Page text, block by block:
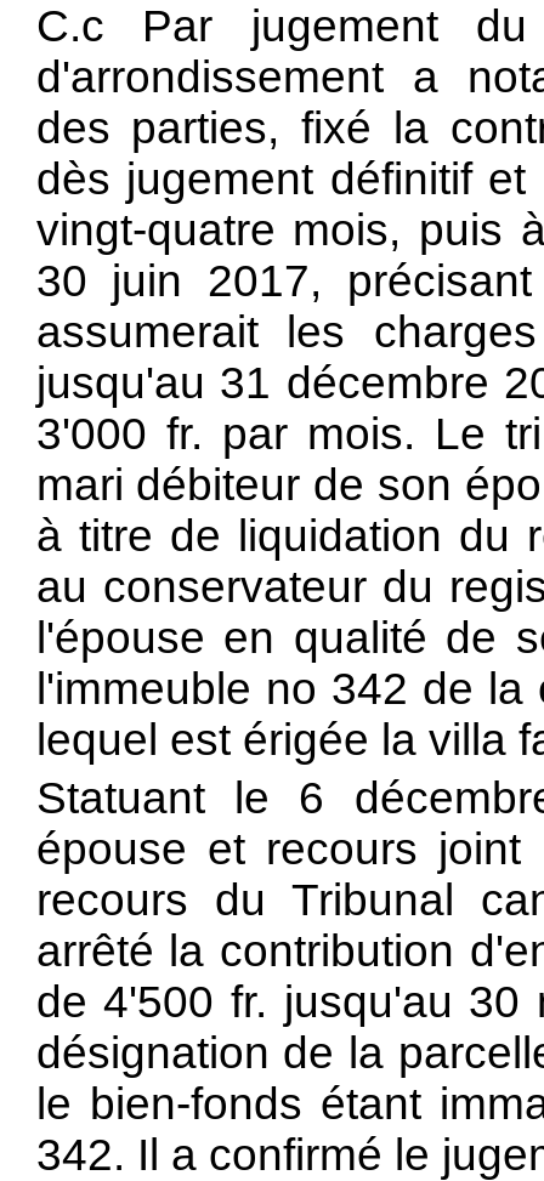
C.c Par jugement
d'arrondissement a
des parties, fixé la
dès jugement définitif
vingt-quatre mois, puis
30 juin 2017,
assumerait les
jusqu'au 31 décembre
3'000 fr. par mois. Le
mari débiteur de son
à titre de liquidation du
au conservateur du
l'épouse en qualité de
l'immeuble no 342 de
lequel est érigée la villa
Statuant le 6
épouse et recours
recours du Tribunal
arrêté la contribution
de 4'500 fr. jusqu'au 30
désignation de la
le bien-fonds étant
342. Il a confirmé le